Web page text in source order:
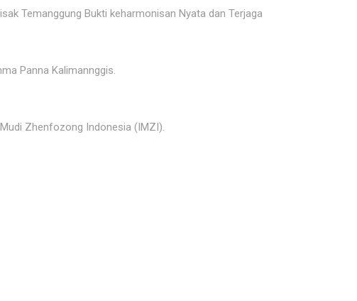
Temanggung Bukti keharmonisan Nyata dan Terjaga
Panna Kalimannggis.
Zhenfozong Indonesia (IMZI).